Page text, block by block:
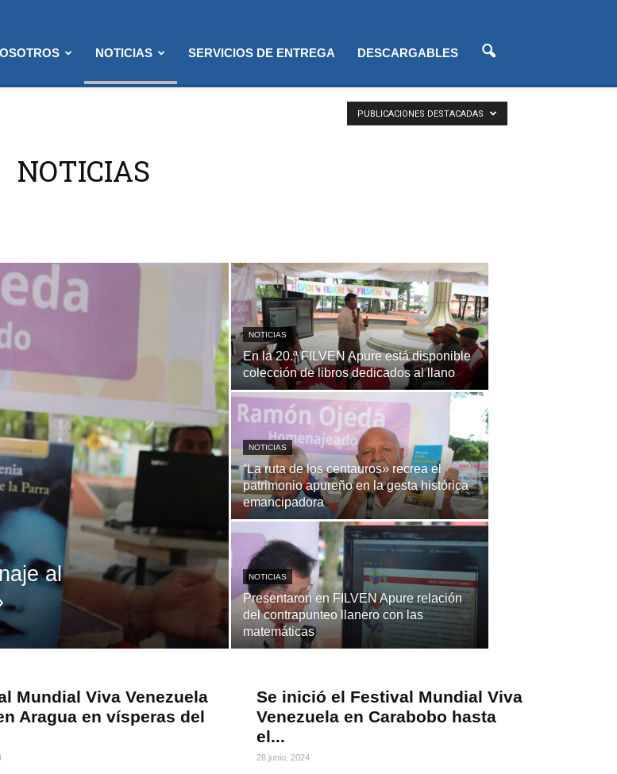
NOTICIAS SERVICIOS DE ENTREGA DESCARGABLES
NOTICIAS
PUBLICACIONES DESTACADAS
al
NOTICIAS
En la 20.ª FILVEN Apure está disponible
colección de libros dedicados al llano
NOTICIAS
“La ruta de los centauros» recrea el
patrimonio apureño en la gesta histórica
emancipadora
NOTICIAS
Presentaron en FILVEN Apure relación
del contrapunteo llanero con las
matemáticas
Mundial Viva Venezuela
Aragua en vísperas del
Se inició el Festival Mundial Viva
Venezuela en Carabobo hasta
el...
28 junio, 2024